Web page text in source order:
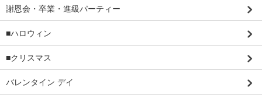
謝恩会・卒業・進級パーティー
■ハロウィン
■クリスマス
バレンタイン デイ